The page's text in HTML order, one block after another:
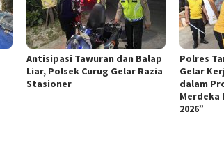
Antisipasi Tawuran dan Balap
Liar, Polsek Curug Gelar Razia
Stasioner
Polres
Gelar
dalam
Merdeka
2026”